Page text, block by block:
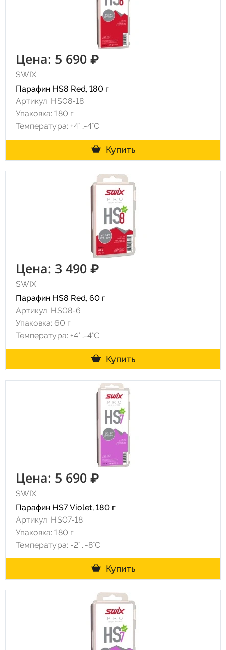
Цена: 5 690 ₽
SWIX
Парафин HS8 Red, 180 г
Артикул: HS08-18
Упаковка: 180 г
Температура: +4°…-4°C
Купить
Цена: 3 490 ₽
SWIX
Парафин HS8 Red, 60 г
Артикул: HS08-6
Упаковка: 60 г
Температура: +4°…-4°C
Купить
Цена: 5 690 ₽
SWIX
Парафин HS7 Violet, 180 г
Артикул: HS07-18
Упаковка: 180 г
Температура: -2°...-8°С
Купить